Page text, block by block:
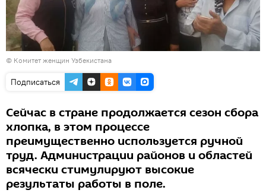
© Комитет женщин Узбекистана
Подписаться
Сейчас в стране продолжается сезон сбора
хлопка, в этом процессе
преимущественно используется ручной
труд. Администрации районов и областей
всячески стимулируют высокие
результаты работы в поле.